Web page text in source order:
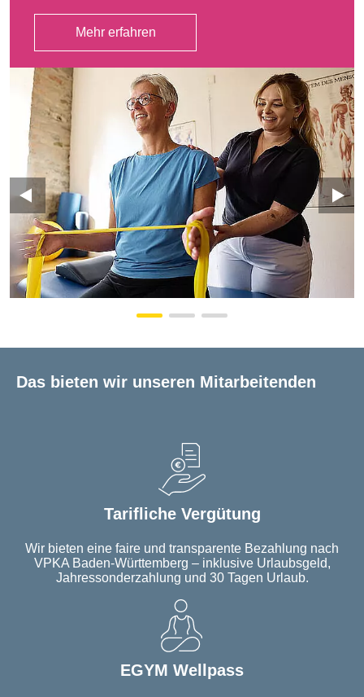
Mehr erfahren
Das bieten wir unseren Mitarbeitenden
Tarifliche Vergütung
Wir bieten eine faire und transparente Bezahlung nach
VPKA Baden-Württemberg – inklusive Urlaubsgeld,
Jahressonderzahlung und 30 Tagen Urlaub.
EGYM Wellpass